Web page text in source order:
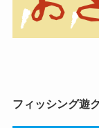
フィッシング遊